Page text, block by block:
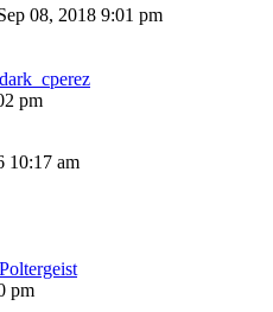
08, 2018 9:01 pm
dark_cperez
pm
10:17 am
Poltergeist
pm